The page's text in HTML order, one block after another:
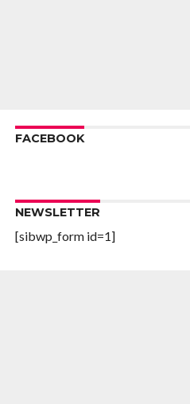
FACEBOOK
NEWSLETTER
[sibwp_form id=1]